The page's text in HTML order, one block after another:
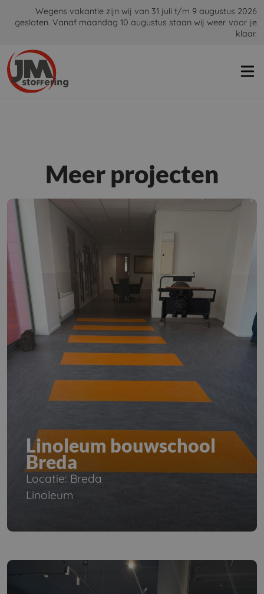
Wegens vakantie zijn wij van 31 juli t/m 9 augustus 2026
gesloten. Vanaf maandag 10 augustus staan wij weer voor je
klaar.
Meer projecten
Linoleum bouwschool
Breda
Locatie: Breda
Linoleum